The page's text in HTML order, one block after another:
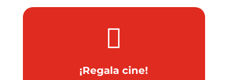

¡Regala cine!